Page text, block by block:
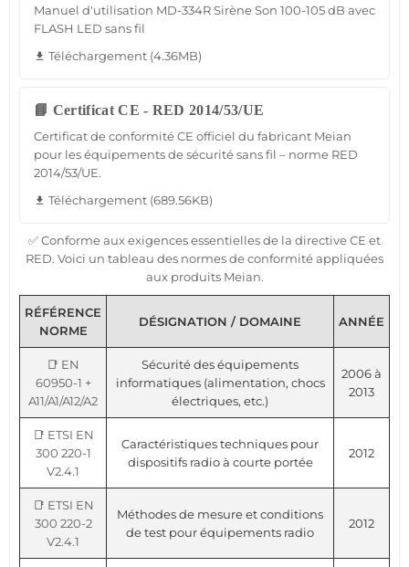
Manuel d'utilisation MD-334R Sirène Son 100-105 dB avec
FLASH LED sans fil
file_download Téléchargement (4.36MB)
📘 Certificat CE - RED 2014/53/UE
Certificat de conformité CE officiel du fabricant Meian
pour les équipements de sécurité sans fil – norme RED
2014/53/UE.
file_download Téléchargement (689.56KB)
✅ Conforme aux exigences essentielles de la directive CE et
RED. Voici un tableau des normes de conformité appliquées
aux produits Meian.
RÉFÉRENCE
NORME
DÉSIGNATION / DOMAINE ANNÉE
📑 EN
60950-1 +
A11/A1/A12/A2
Sécurité des équipements
informatiques (alimentation, chocs
électriques, etc.)
2006 à
2013
📑 ETSI EN
300 220-1
V2.4.1
Caractéristiques techniques pour
dispositifs radio à courte portée
2012
📑 ETSI EN
300 220-2
V2.4.1
Méthodes de mesure et conditions
de test pour équipements radio
2012